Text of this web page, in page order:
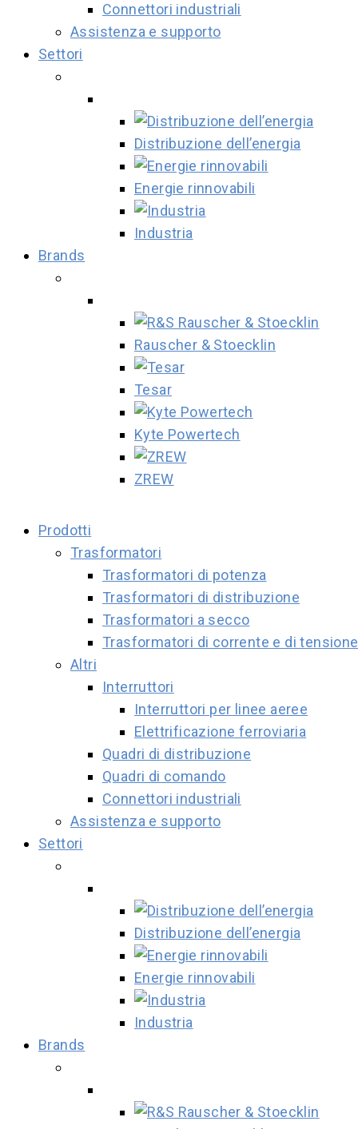
Connettori industriali
Assistenza e supporto
Settori
Distribuzione dell’energia
Energie rinnovabili
Industria
Brands
Rauscher & Stoecklin
Tesar
Kyte Powertech
ZREW
Prodotti
Trasformatori
Trasformatori di potenza
Trasformatori di distribuzione
Trasformatori a secco
Trasformatori di corrente e di tensione
Altri
Interruttori
Interruttori per linee aeree
Elettrificazione ferroviaria
Quadri di distribuzione
Quadri di comando
Connettori industriali
Assistenza e supporto
Settori
Distribuzione dell’energia
Energie rinnovabili
Industria
Brands